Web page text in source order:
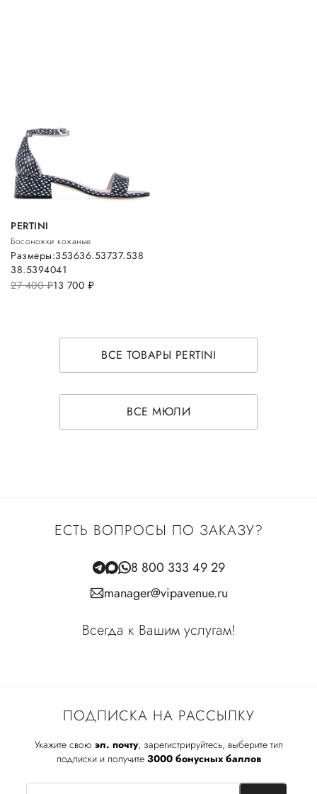
PERTINI
Босоножки кожаные
27 400руб.13 700 руб.
Размеры:353636.53737.538
38.5394041
ВСЕ ТОВАРЫ PERTINI
ВСЕ МЮЛИ
ПОДПИСКА НА РАССЫЛКУ
Укажите свою эл. почту, зарегистрируйтесь, выберите тип
подписки и получите 3000 бонусных баллов
ЕСТЬ ВОПРОСЫ ПО ЗАКАЗУ?
8 800 333 49 29
manager@vipavenue.ru
Всегда к Вашим услугам!